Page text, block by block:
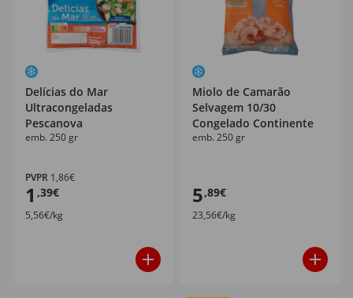
Delícias do Mar
Ultracongeladas
Pescanova
emb. 250 gr
PVPR 1,86€
1 ,39€
5,56€/kg
Miolo de Camarão
Selvagem 10/30
Congelado Continente
emb. 250 gr
5,89€
23,56€/kg